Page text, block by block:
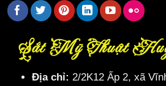
Sắt Mỹ Thuật
Địa chỉ: 2/2K12 Ấp 2, xã